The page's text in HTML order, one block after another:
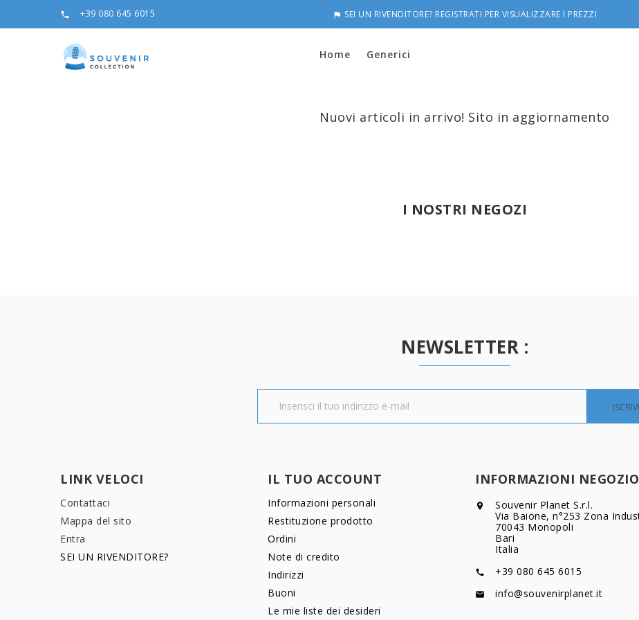
 +39 080 645 6015  SEI UN RIVENDITORE? REGISTRATI PER VISUALIZZARE I PREZZI
Home Generici
Nuovi articoli in arrivo! Sito in aggiornamento
I NOSTRI NEGOZI
NEWSLETTER :
LINK VELOCI
Contattaci
Mappa del sito
Entra
SEI UN RIVENDITORE?
IL TUO ACCOUNT
Informazioni personali
Restituzione prodotto
Ordini
Note di credito
Indirizzi
Buoni
Le mie liste dei desideri
INFORMAZIONI NEGOZIO

Souvenir Planet S.r.l.
Via Baione, n°253 Zona
70043 Monopoli
Bari
Italia
 +39 080 645 6015
 info@souvenirplanet.it